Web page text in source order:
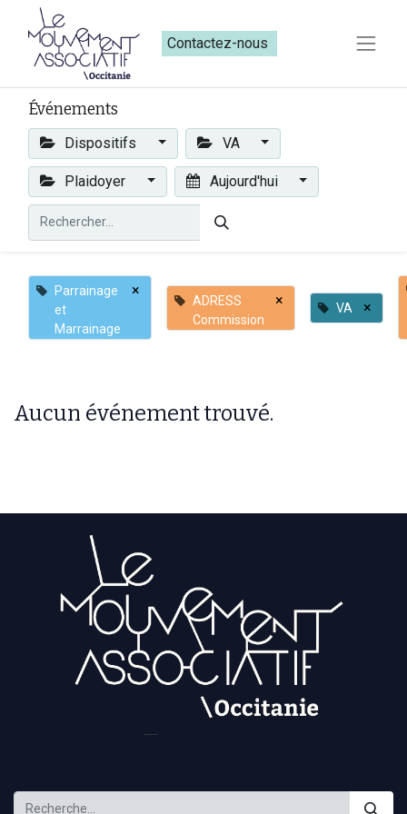
Contactez-nous​​
Événements
Dispositifs VA
Plaidoyer Aujourd'hui
Parrainage
et
Marrainage
×
ADRESS
Commission
× VA ×
Aucun événement trouvé.